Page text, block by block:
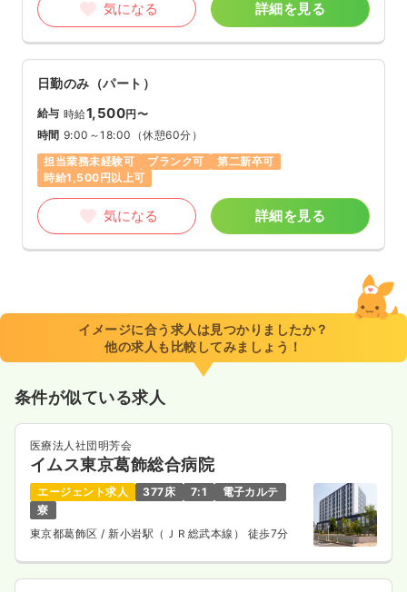
気になる 詳細を見る
日勤のみ（パート）
給与 時給1,500円〜
時間 9:00～18:00 （休憩60分）
担当業務未経験可
ブランク可
第二新卒可
時給1,500円以上可
気になる 詳細を見る
イメージに合う求人は見つかりましたか？
他の求人も比較してみましょう！
条件が似ている求人
医療法人社団明芳会
イムス東京葛飾総合病院
エージェント求人 377床 7:1
電子カルテ
寮
東京都葛飾区/ 新小岩駅（ＪＲ総武本線） 徒歩7分